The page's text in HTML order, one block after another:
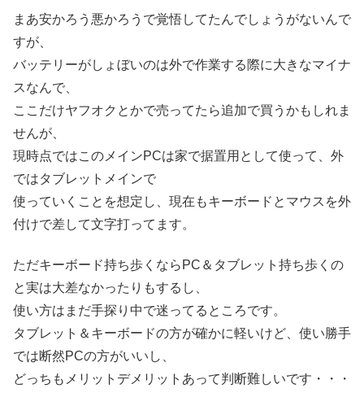
まあ安かろう悪かろうで覚悟してたんでしょうがないんで
すが、
バッテリーがしょぼいのは外で作業する際に大きなマイナ
スなんで、
ここだけヤフオクとかで売ってたら追加で買うかもしれま
せんが、
現時点ではこのメインPCは家で据置用として使って、外
ではタブレットメインで
使っていくことを想定し、現在もキーボードとマウスを外
付けで差して文字打ってます。
ただキーボード持ち歩くならPC＆タブレット持ち歩くの
と実は大差なかったりもするし、
使い方はまだ手探り中で迷ってるところです。
タブレット＆キーボードの方が確かに軽いけど、使い勝手
では断然PCの方がいいし、
どっちもメリットデメリットあって判断難しいです・・・